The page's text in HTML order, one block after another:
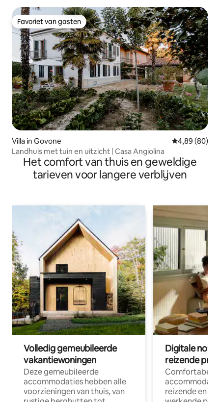
Favoriet van gasten
Favoriet van gasten
Villa in Govone Gemiddelde
4,89 (80)
Landhuis met tuin en uitzicht | Casa Angiolina
Het comfort van thuis en geweldige
tarieven voor langere verblijven
Volledig gemeubileerde
vakantiewoningen
Deze gemeubileerde
accommodaties hebben alle
voorzieningen van thuis, van
Digitale
reizende
Comfortabele
reizende en